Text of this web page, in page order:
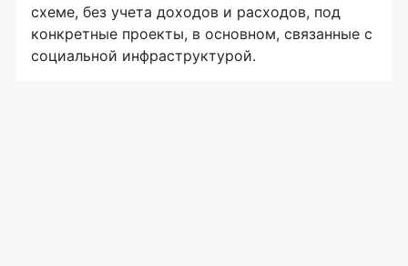
схеме, без учета доходов и расходов, под
конкретные проекты, в основном, связанные с
социальной инфраструктурой.